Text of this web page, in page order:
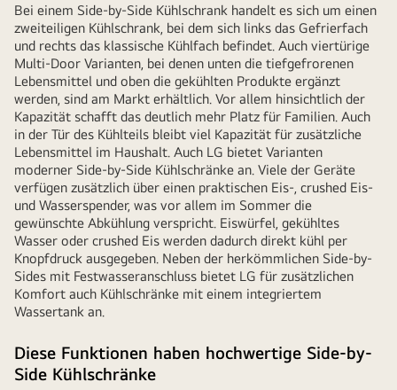
Bei einem Side-by-Side Kühlschrank handelt es sich um einen
zweiteiligen Kühlschrank, bei dem sich links das Gefrierfach
und rechts das klassische Kühlfach befindet. Auch viertürige
Multi-Door Varianten, bei denen unten die tiefgefrorenen
Lebensmittel und oben die gekühlten Produkte ergänzt
werden, sind am Markt erhältlich. Vor allem hinsichtlich der
Kapazität schafft das deutlich mehr Platz für Familien. Auch
in der Tür des Kühlteils bleibt viel Kapazität für zusätzliche
Lebensmittel im Haushalt. Auch LG bietet Varianten
moderner Side-by-Side Kühlschränke an. Viele der Geräte
verfügen zusätzlich über einen praktischen Eis-, crushed Eis-
und Wasserspender, was vor allem im Sommer die
gewünschte Abkühlung verspricht. Eiswürfel, gekühltes
Wasser oder crushed Eis werden dadurch direkt kühl per
Knopfdruck ausgegeben. Neben der herkömmlichen Side-by-
Sides mit Festwasseranschluss bietet LG für zusätzlichen
Komfort auch Kühlschränke mit einem integriertem
Wassertank an.
Diese Funktionen haben hochwertige Side-by-
Side Kühlschränke